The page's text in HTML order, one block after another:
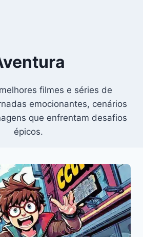
filmes e séries de
emocionantes, cenários
que enfrentam desafios
épicos.